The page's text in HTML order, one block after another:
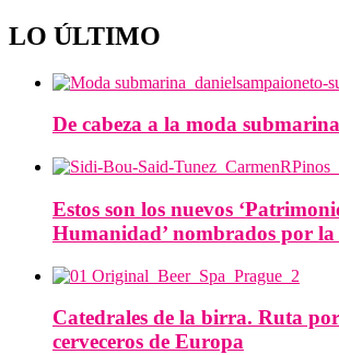
LO ÚLTIMO
De cabeza a la moda submarina
Estos son los nuevos
Humanidad’ nombrados por la
Catedrales de la birra. Ruta por
cerveceros de Europa